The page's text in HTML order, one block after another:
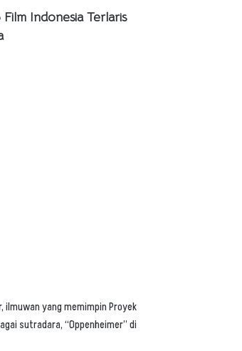
Film Indonesia Terlaris
ilmuwan yang memimpin Proyek
sutradara, “Oppenheimer” di